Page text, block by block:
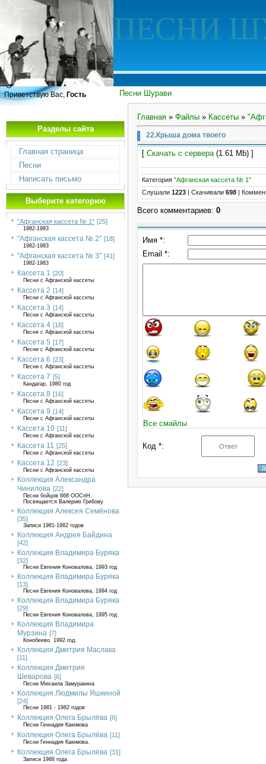
ПЕСНИ
Песни Шурави
Приветствую Вас, Гость
Разделы сайта
Главная страница
Песни
Написать письмо
Выберите категорию
"Афганская кассета № 1" [25]
1982-1983
"Афганская кассета № 2" [18]
1982-1983
"Афганская кассета № 3" [41]
1982-1983
Кассета 1 [20]
Песни с Афганской кассеты
Кассета 2 [14]
Песни с Афганской кассеты
Кассета 3 [14]
Песни с Афганской кассеты
Кассета 4 [18]
Песня с Афганской кассеты
Кассета 5 [17]
Песни с Афганской кассеты
Кассета 6 [23]
Песни с Афганской кассеты
Кассета 7 [5]
Кандагар, 1980 год
Кассета 8 [16]
Песни с Афганской кассеты
Кассета 9 [14]
Песни с Афганской кассеты
Кассета 10 [11]
Песни с Афганской кассеты
Кассета 11 [25]
Песни с Афганской кассеты
Кассета 12 [23]
Песни с Афганской кассеты
Коллекция Александра
Чинилова [22]
Песни бойцов 668 ООСпН.
Посвящается Валерию Грибову
Коллекция Алексея Семёнова
[35]
Записи 1981-1982 годов
Коллекция Андрея Байдина
[42]
Коллекция Владимира Буряка
[32]
Песни Евгения Коновалова, 1993 год
Коллекция Владимира Буряка
[13]
Песни Евгения Коновалова, 1994 год
Коллекция Владимира Буряка
[29]
Песни Евгения Коновалова, 1995 год
Коллекция Владимира
Мурзина [7]
Конобеево. 1992 год.
Коллекция Дмитрия Маслака
[11]
Коллекция Дмитрия
Шеварова [6]
Песни Михаила Замуракина
Коллекция Людмилы Яшкиной
[24]
Песни 1981 - 1982 годов
Коллекция Олега Брылёва [6]
Песни Геннадия Каюмова
Коллекция Олега Брылёва [11]
Песни Геннадия Каюмова.
Коллекция Олега Брылёва [31]
Записи 1988 года
Главная » Файлы » Кассеты »
22.Крыша дома твоего
[ Скачать с сервера(1.61 Mb) ]
Категория "Афганская кассета № 1"
Слушали 1223 Скачивали 698
Всего комментариев: 0
Имя *:
Email *:
Все смайлы
Код *: